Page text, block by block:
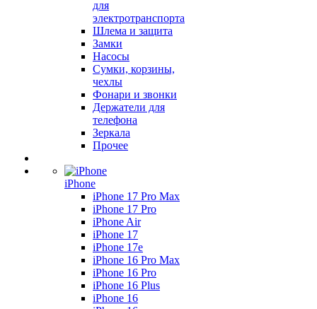
для
электротранспорта
Шлема и защита
Замки
Насосы
Сумки, корзины,
чехлы
Фонари и звонки
Держатели для
телефона
Зеркала
Прочее
iPhone
iPhone 17 Pro Max
iPhone 17 Pro
iPhone Air
iPhone 17
iPhone 17e
iPhone 16 Pro Max
iPhone 16 Pro
iPhone 16 Plus
iPhone 16